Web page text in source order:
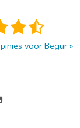
voor Begur